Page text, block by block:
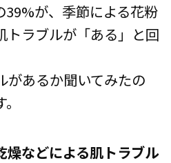
が、季節による花粉
トラブルが「ある」と回
があるか聞いてみたの
燥などによる肌トラブル